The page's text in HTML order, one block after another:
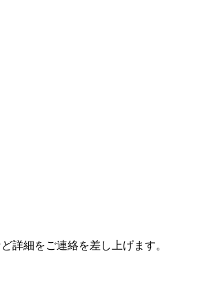
詳細をご連絡を差し上げます。